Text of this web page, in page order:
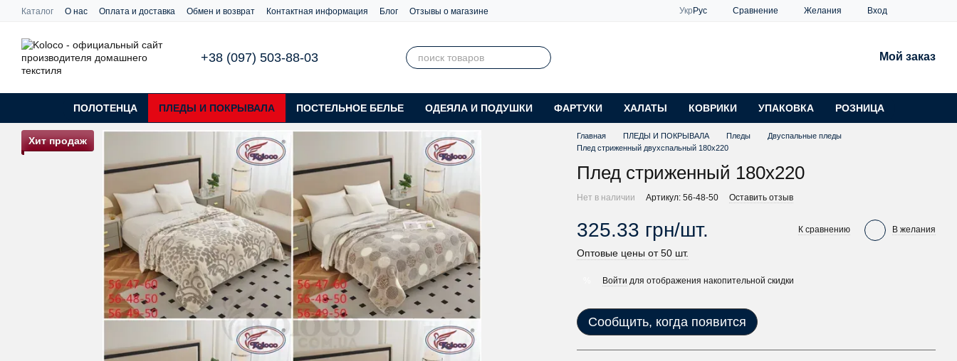
Перейти к основному контенту
Каталог О нас Оплата и доставка Обмен и возврат Контактная информация Блог Отзывы о магазине Укр Рус Сравнение Желания Вход
+38 (097) 503-88-03 Мой заказ
ПОЛОТЕНЦА ПЛЕДЫ И ПОКРЫВАЛА ПОСТЕЛЬНОЕ БЕЛЬЕ ОДЕЯЛА И ПОДУШКИ ФАРТУКИ ХАЛАТЫ КОВРИКИ УПАКОВКА РОЗНИЦА
Хит продаж Главная ПЛЕДЫ И ПОКРЫВАЛА Пледы
Двуспальные пледы
Плед стриженный двухспальный 180х220
Плед стриженный 180х220
Нет в наличии Артикул: 56-48-50 Оставить отзыв
325.33 грн/шт. К сравнению В желания
Оптовые цены от 50 шт.
Войти для отображения накопительной скидки
Сообщить, когда появится